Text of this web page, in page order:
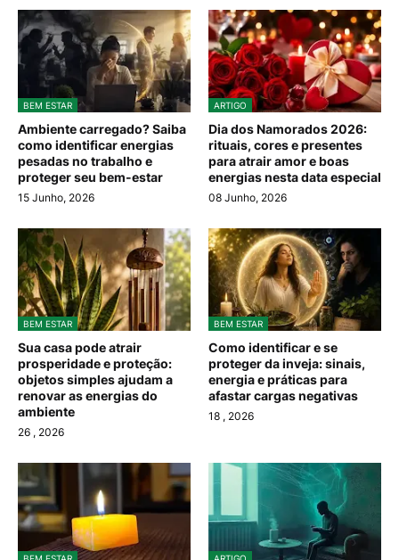
BEM ESTAR
Ambiente carregado? Saiba
como identificar energias
pesadas no trabalho e
proteger seu bem-estar
15 Junho, 2026
ARTIGO
Dia dos Namorados 2026:
rituais, cores e presentes
para atrair amor e boas
energias nesta data especial
08 Junho, 2026
BEM ESTAR
Sua casa pode atrair
prosperidade e proteção:
objetos simples ajudam a
renovar as energias do
ambiente
26 , 2026
BEM ESTAR
Como identificar e se
proteger da inveja: sinais,
energia e práticas para
afastar cargas negativas
18 , 2026